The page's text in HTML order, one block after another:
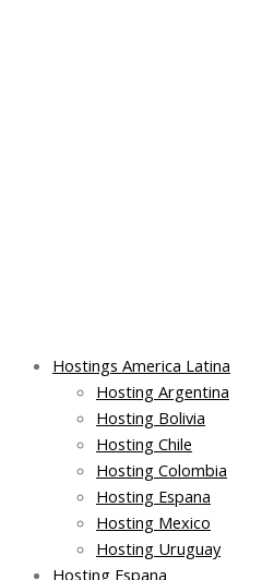
Hostings America Latina
Hosting Argentina
Hosting Bolivia
Hosting Chile
Hosting Colombia
Hosting Espana
Hosting Mexico
Hosting Uruguay
Hosting Espana